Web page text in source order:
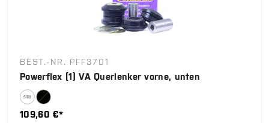
BEST.-NR. PFF3701
Powerflex (1) VA Querlenker vorne, unten
109,60 €*